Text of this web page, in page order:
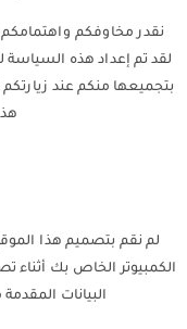
نقدر مخاوفكم
لقد تم إعداد هذه السياسة
بتجميعها منكم عند
لم نقم بتصميم هذا
الكمبيوتر الخاص بك
البيانات